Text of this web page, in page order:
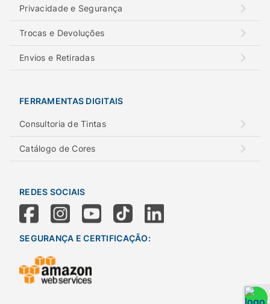
Privacidade e Segurança
Trocas e Devoluções
Envios e Retiradas
FERRAMENTAS DIGITAIS
Consultoria de Tintas
Catálogo de Cores
REDES SOCIAIS
SEGURANÇA E CERTIFICAÇÃO: